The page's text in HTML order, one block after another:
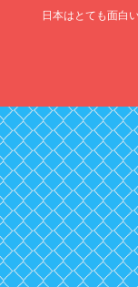
日本はとても面白